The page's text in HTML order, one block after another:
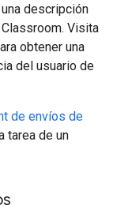
descripción
Visita
obtener una
del usuario de
de envíos de
tarea de un